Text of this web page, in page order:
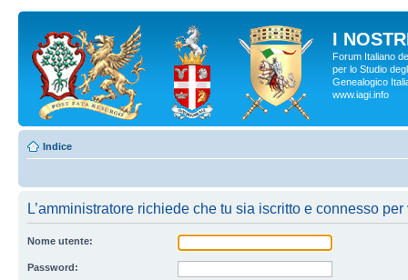
I
Forum Italiano
per lo Studio
Genealogico
www.iagi.info
Indice
L’amministratore richiede che tu sia iscritto e connesso
Nome utente:
Password: